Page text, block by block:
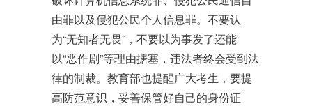
由罪以及侵犯公民个人信息罪。不要认
为“无知者无畏”，不要以为事发了还能
以“恶作剧”等理由搪塞，违法者终会受到法
律的制裁。教育部也提醒广大考生，要提
高防范意识，妥善保管好自己的身份证